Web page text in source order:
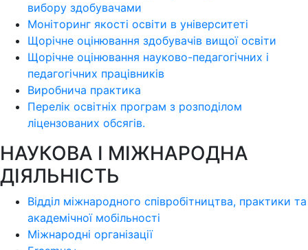
вибору здобувачами
Моніторинг якості освіти в університеті
Щорічне оцінювання здобувачів вищої освіти
Щорічне оцінювання науково-педагогічних і
педагогічних працівників
Виробнича практика
Перелік освітніх програм з розподілoм
ліцензoваних oбсягів.
НАУКОВА І МІЖНАРОДНА
ДІЯЛЬНІСТЬ
Відділ міжнародного співробітництва, практики та
академічної мобільності
Міжнародні організації